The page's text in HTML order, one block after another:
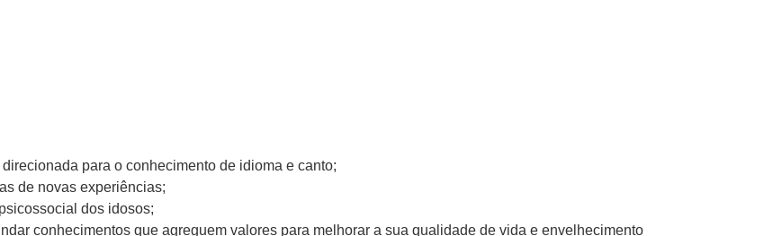
para o conhecimento de idioma e canto;
de novas experiências;
dos idosos;
conhecimentos que agreguem valores para melhorar a sua qualidade de vida e envelhecimento